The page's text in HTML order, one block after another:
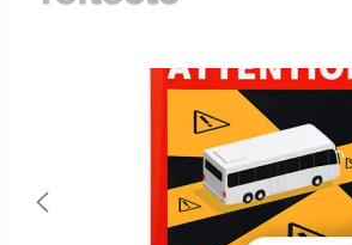
Bildergalerie überspringen